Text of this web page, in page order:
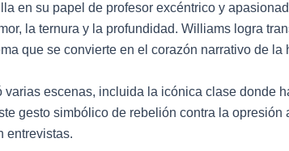
en su papel de profesor excéntrico y
la ternura y la profundidad. Williams logra
que se convierte en el corazón narrativo de la
varias escenas, incluida la icónica clase donde
gesto simbólico de rebelión contra la opresión
entrevistas.